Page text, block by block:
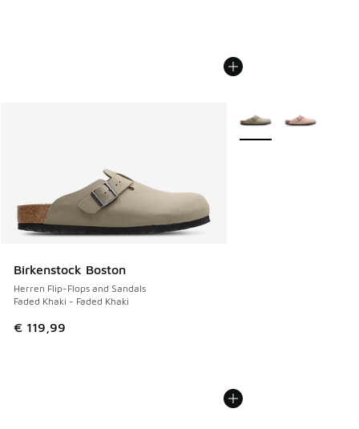
Birkenstock Boston
Herren Flip-Flops and Sandals
Faded Khaki - Faded Khaki
€ 119,99
Weitere Farben